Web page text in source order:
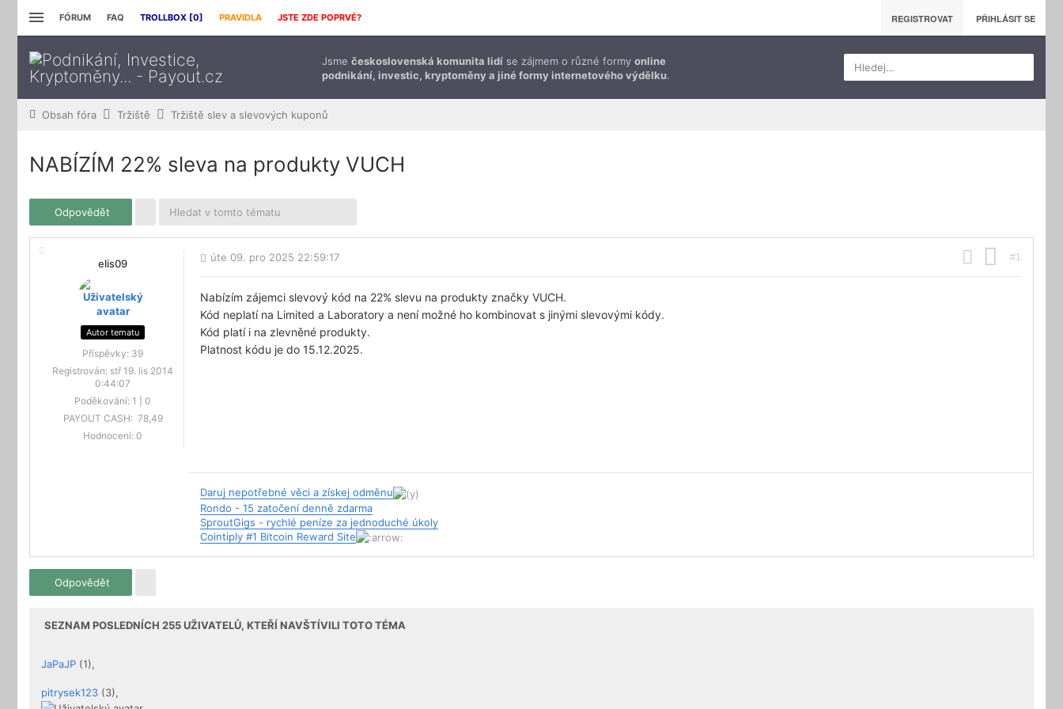
FÓRUM FAQ TROLLBOX [0] PRAVIDLA JSTE ZDE POPRVÉ? REGISTROVAT PŘIHLÁSIT SE
Jsme československá komunita lidí se zájmem o různé formy online
podnikání, investic, kryptoměny a jiné formy internetového výdělku.
Hledej…
Obsah fóra Tržiště Tržiště slev a slevových kuponů
NABÍZÍM 22% sleva na produkty VUCH
Odpovědět
elis09
Autor tematu
Příspěvky: 39
Registrován: stř 19. lis 2014
0:44:07
Poděkování: 1
0
PAYOUT CASH: 78,49
Hodnocení: 0
#1
úte 09. pro 2025 22:59:17
Nabízím zájemci slevový kód na 22% slevu na produkty značky VUCH.
Kód neplatí na Limited a Laboratory a není možné ho kombinovat s jinými slevovými kódy.
Kód platí i na zlevněné produkty.
Platnost kódu je do 15.12.2025.
Daruj nepotřebné věci a získej odměnu
Rondo - 15 zatočení denně zdarma
SproutGigs - rychlé peníze za jednoduché úkoly
Cointiply #1 Bitcoin Reward Site
Odpovědět
SEZNAM POSLEDNÍCH 255UŽIVATELŮ, KTEŘÍ NAVŠTÍVILI TOTO TÉMA
JaPaJP (1),
pitrysek123 (3),